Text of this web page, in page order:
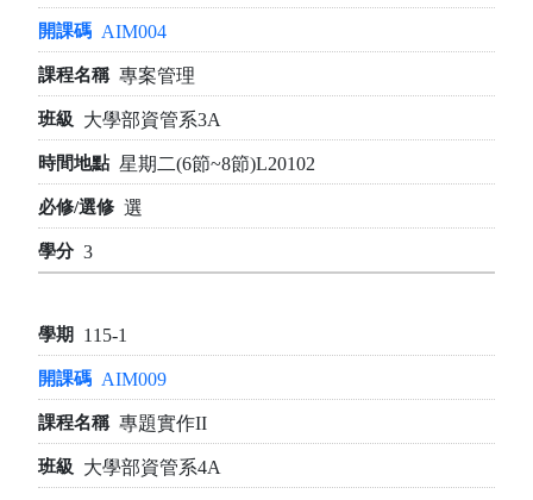
AIM004
專案管理
大學部資管系3A
星期二(6節~8節)L20102
選
3
115-1
AIM009
專題實作II
大學部資管系4A